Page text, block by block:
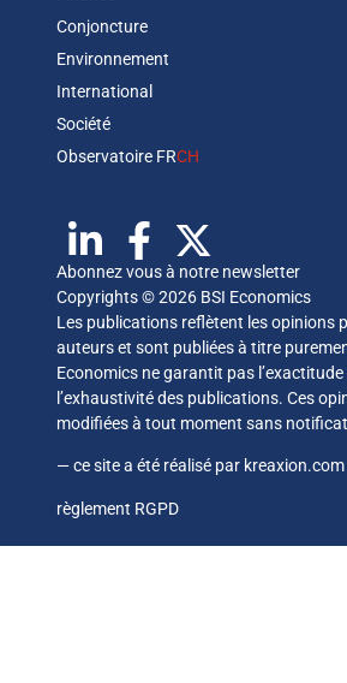
Conjoncture
Environnement
International
Société
Observatoire FRCH
Abonnez vous à notre newsletter
Copyrights © 2026 BSI Economics
Les publications reflètent les opinions
auteurs et sont publiées à titre
Economics ne garantit pas
l’exhaustivité des publications. Ces
modifiées à tout moment sans
— ce site a été réalisé par kreaxion.com
règlement RGPD